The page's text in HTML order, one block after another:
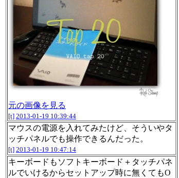
元の画像を見る
[t] 2013-01-19 10:39:44
マウスの電源を入れてみたけど、そういやタ
ッチパネルでも操作できるんだった。
[t] 2013-01-19 10:47:14
キーボードもソフトキーボード＋タッチパネ
ルでいけるからセットアップ時に無くてもO